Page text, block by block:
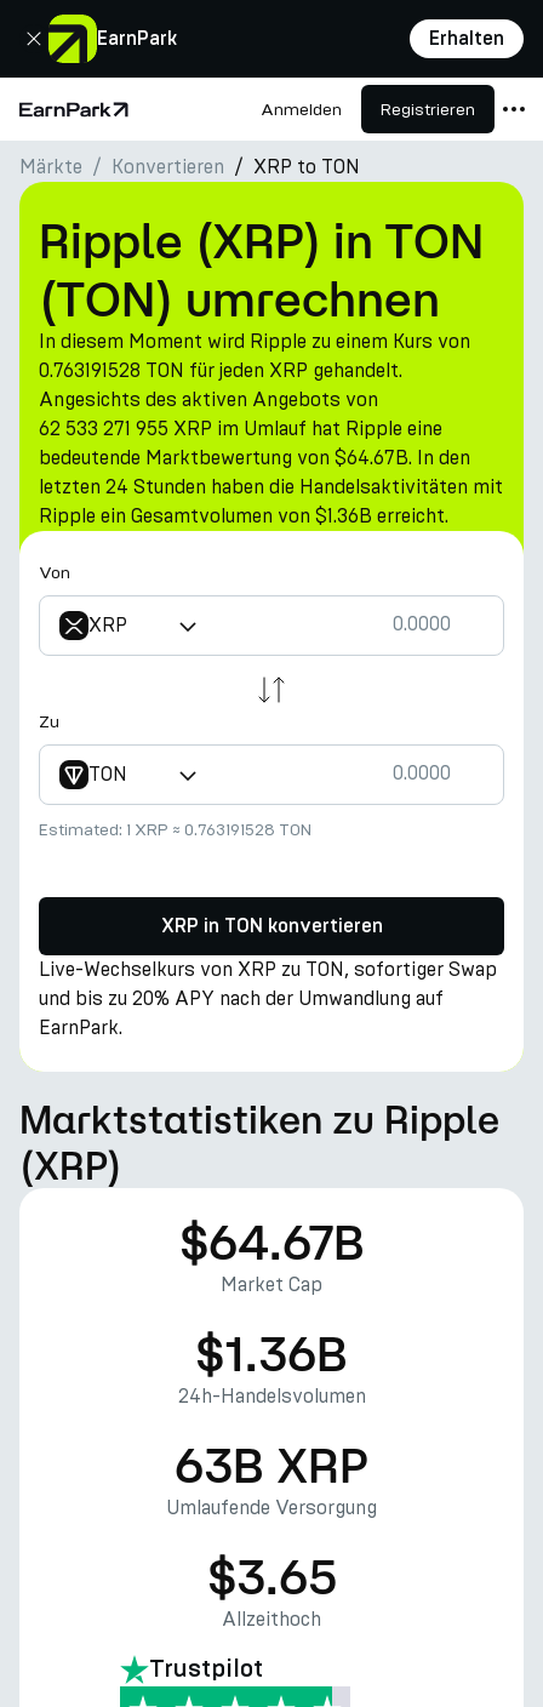
EarnPark Erhalten
Schließen
Startseite Anmelden Registrieren
Produkte
Märkte
Rechner
PARK Token
Ressourcen
Unternehmen
Märkte Konvertieren XRP to TON
Ripple (XRP) in TON
(TON) umrechnen
In diesem Moment wird Ripple zu einem Kurs von
0.763191528 TON für jeden XRP gehandelt.
Angesichts des aktiven Angebots von
62 533 271 955 XRP im Umlauf hat Ripple eine
bedeutende Marktbewertung von $64.67B. In den
letzten 24 Stunden haben die Handelsaktivitäten mit
Ripple ein Gesamtvolumen von $1.36B erreicht.
Von
XRP
Zu
TON
Estimated: 1 XRP ≈ 0.763191528 TON
XRP in TON konvertieren
Live-Wechselkurs von XRP zu TON, sofortiger Swap
und bis zu 20% APY nach der Umwandlung auf
EarnPark.
Marktstatistiken zu Ripple
(XRP)
$64.67B
Market Cap
$1.36B
24h-Handelsvolumen
63B XRP
Umlaufende Versorgung
$3.65
Allzeithoch
Trustpilot